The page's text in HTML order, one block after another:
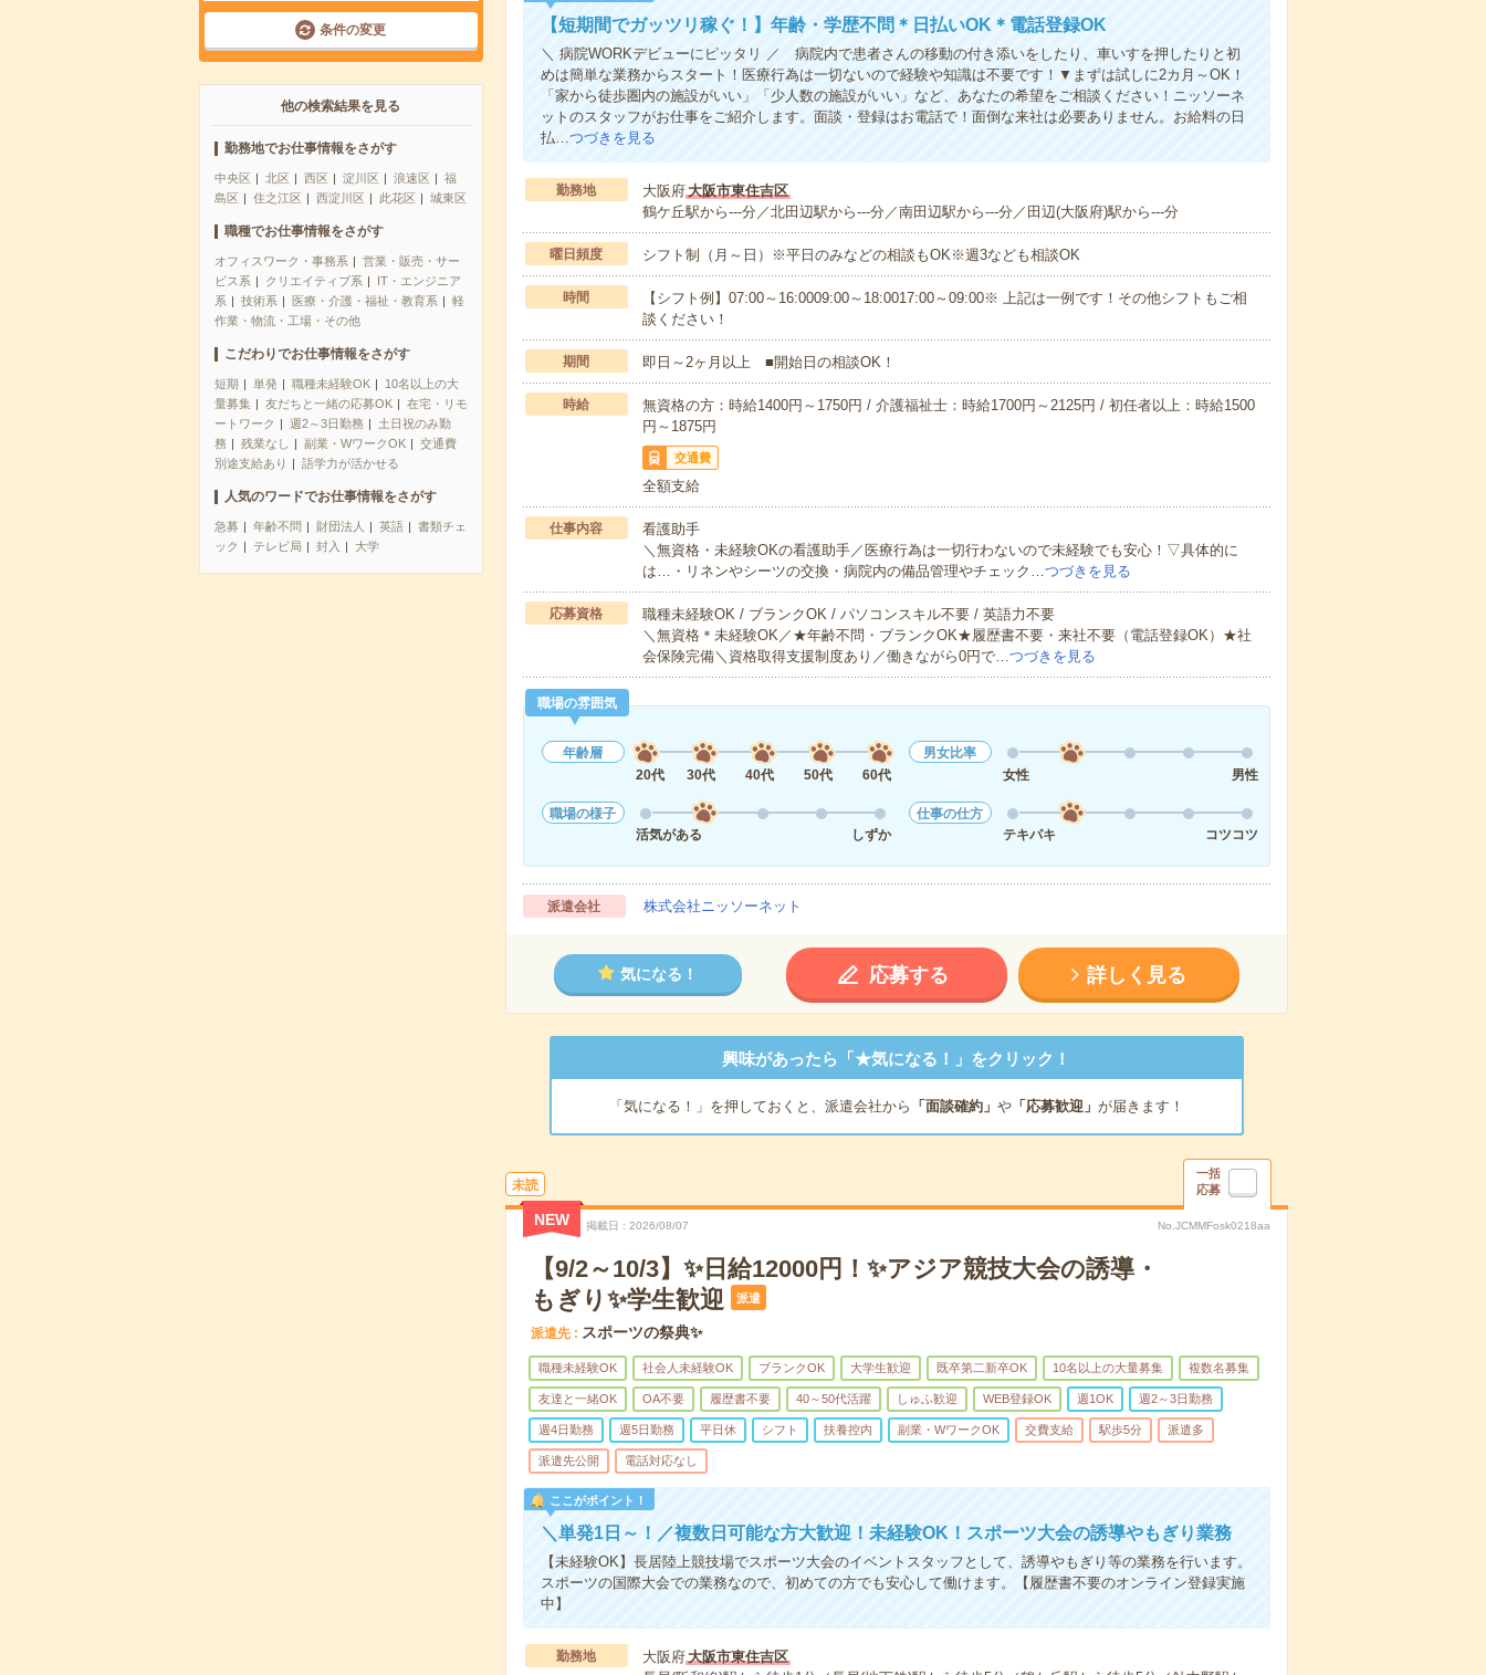
条件の変更
他の検索結果を見る
勤務地でお仕事情報をさがす
中央区 北区 西区 淀川区 浪速区
福
島区
住之江区 西淀川区 此花区 城東区
職種でお仕事情報をさがす
オフィスワーク・事務系
営業・販売・サー
ビス系
クリエイティブ系
IT・エンジニア
系
技術系 医療・介護・福祉・教育系
軽
作業・物流・工場・その他
こだわりでお仕事情報をさがす
短期 単発 職種未経験OK
10名以上の大
量募集
友だちと一緒の応募OK
在宅・リモ
ートワーク
週2～3日勤務
土日祝のみ勤
務
残業なし 副業・WワークOK
交通費
別途支給あり
語学力が活かせる
人気のワードでお仕事情報をさがす
急募 年齢不問 財団法人 英語
書類チェ
ック
テレビ局 封入 大学
【短期間でガッツリ稼ぐ！】年齢・学歴不問＊日払いOK＊電話登録OK
＼ 病院WORKデビューにピッタリ ／ 病院内で患者さんの移動の付き添いをしたり、車いすを押したりと初
めは簡単な業務からスタート！医療行為は一切ないので経験や知識は不要です！▼まずは試しに2カ月～OK！
「家から徒歩圏内の施設がいい」「少人数の施設がいい」など、あなたの希望をご相談ください！ニッソーネ
ットのスタッフがお仕事をご紹介します。面談・登録はお電話で！面倒な来社は必要ありません。お給料の日
払…つづきを見る
勤務地 大阪府大阪市東住吉区
鶴ケ丘駅から---分／北田辺駅から---分／南田辺駅から---分／田辺(大阪府)駅から---分
曜日頻度 シフト制（月～日）※平日のみなどの相談もOK※週3なども相談OK
時間
【シフト例】07:00～16:0009:00～18:0017:00～09:00※ 上記は一例です！その他シフトもご相
談ください！
期間 即日～2ヶ月以上 ■開始日の相談OK！
時給
無資格の方：時給1400円～1750円 / 介護福祉士：時給1700円～2125円 / 初任者以上：時給1500
円～1875円
交通費
全額支給
仕事内容
看護助手
＼無資格・未経験OKの看護助手／医療行為は一切行わないので未経験でも安心！▽具体的に
は…・リネンやシーツの交換・病院内の備品管理やチェック…つづきを見る
応募資格
職種未経験OK / ブランクOK / パソコンスキル不要 / 英語力不要
＼無資格＊未経験OK／★年齢不問・ブランクOK★履歴書不要・来社不要（電話登録OK）★社
会保険完備＼資格取得支援制度あり／働きながら0円で…つづきを見る
職場の雰囲気
年齢層
20代
30代 40代 50代 60代
男女比率
女性
男性
職場の様子
活気がある
しずか
仕事の仕方
テキパキ
コツコツ
派遣会社 株式会社ニッソーネット
気になる！ 応募する 詳しく見る
興味があったら「★気になる！」をクリック！
「気になる！」を押しておくと、派遣会社から 「面談確約」 や「応募歓迎」 が届きます！
未読
一括
応募
NEW 掲載日 2026/08/07 No.JCMMFosk0218aa
【9/2～10/3】✨日給12000円！✨アジア競技大会の誘導・
もぎり✨学生歓迎
派遣
派遣先 スポーツの祭典✨
職種未経験OK 社会人未経験OK ブランクOK 大学生歓迎 既卒第二新卒OK 10名以上の大量募集 複数名募集
友達と一緒OK OA不要 履歴書不要 40～50代活躍 しゅふ歓迎 WEB登録OK 週1OK 週2～3日勤務
週4日勤務 週5日勤務 平日休 シフト 扶養控内 副業・WワークOK 交費支給 駅歩5分 派遣多
派遣先公開 電話対応なし
ここがポイント！
＼単発1日～！／複数日可能な方大歓迎！未経験OK！スポーツ大会の誘導やもぎり業務
【未経験OK】長居陸上競技場でスポーツ大会のイベントスタッフとして、誘導やもぎり等の業務を行います。
スポーツの国際大会での業務なので、初めての方でも安心して働けます。【履歴書不要のオンライン登録実施
中】
勤務地 大阪府大阪市東住吉区